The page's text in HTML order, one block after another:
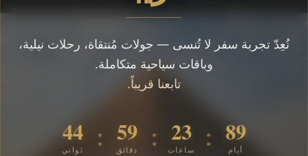
نُعِدّ تجربة سفر لا تُنسى — جولات مُنتقاة، رحلات نيلية،
وباقات سياحية متكاملة.
تابعنا قريباً.
89
أيام :
23
ساعات :
59
دقائق :
43
ثواني